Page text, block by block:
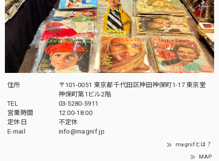
住所
〒101-0051 東京都千代田区神田神保町1-17 東京堂
神保町第1ビル2階
TEL
03-5280-5911
営業時間
12:00-18:00
定休日
不定休
E-mail
info@magnif.jp
magnifとは？
MAP